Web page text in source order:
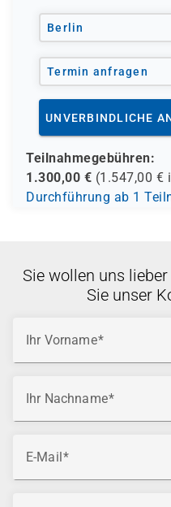
Berlin
Termin anfragen
UNVERBINDLICHE
Teilnahmegebühren:
1.300,00 € (1.547,00 €
Durchführung ab 1
Sie wollen uns
Sie unser
Ihr Vorname
Ihr Nachname
E-Mail